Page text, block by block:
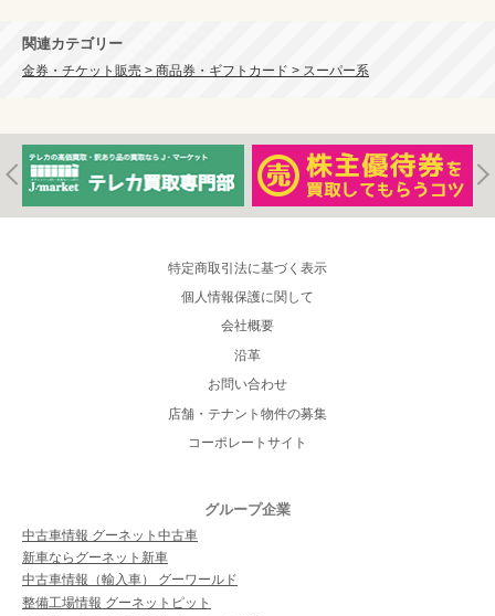
関連カテゴリー
金券・チケット販売 > 商品券・ギフトカード > スーパー系
特定商取引法に基づく表示
個人情報保護に関して
会社概要
沿革
お問い合わせ
店舗・テナント物件の募集
コーポレートサイト
グループ企業
中古車情報 グーネット中古車
新車ならグーネット新車
中古車情報（輸入車） グーワールド
整備工場情報 グーネットピット